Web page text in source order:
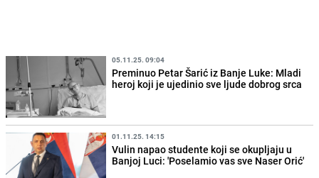
05.11.25. 09:04
Preminuo Petar Šarić iz Banje Luke: Mladi
heroj koji je ujedinio sve ljude dobrog srca
01.11.25. 14:15
Vulin napao studente koji se okupljaju u
Banjoj Luci: 'Poselamio vas sve Naser Orić'